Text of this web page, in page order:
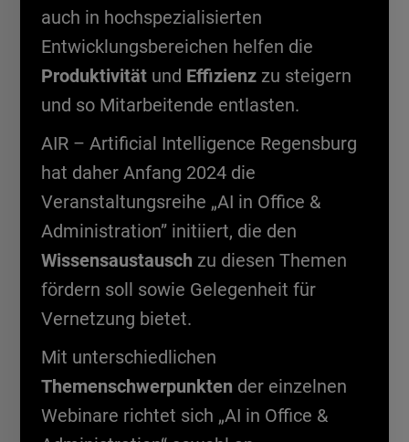
auch in hochspezialisierten
Entwicklungsbereichen helfen die
Produktivitätund Effizienzzu steigern
und so Mitarbeitende entlasten.
AIR – Artificial Intelligence Regensburg
hat daher Anfang 2024 die
Veranstaltungsreihe „AI in Office &
Administration” initiiert, die den
Wissensaustausch zu diesen Themen
fördern soll sowie Gelegenheit für
Vernetzung bietet.
Mit unterschiedlichen
Themenschwerpunkten der einzelnen
Webinare richtet sich „AI in Office &